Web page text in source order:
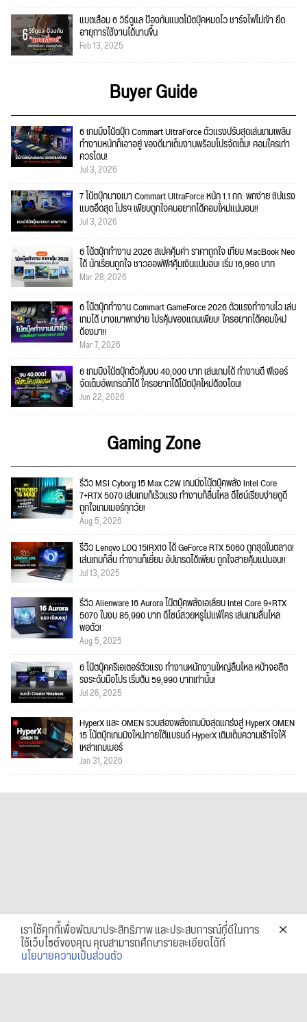
แบตเสื่อม 6 วิธีดูแล ป้องกันแบตโน๊ตบุ๊คหมดไว ชาร์จไฟไม่เข้า ยืด
อายุการใช้งานได้นานขึ้น
Feb 13, 2025
Buyer Guide
6 เกมมิ่งโน้ตบุ๊ก Commart UltraForce ตัวแรงปรับสุดเล่นเกมเพลิน
ทำงานหนักก็เอาอยู่ ของดีมาเต็มงานพร้อมโปรจัดเต็ม! คอมใครเก่า
ควรโดน!
Jul 3, 2026
7 โน้ตบุ๊กบางเบา Commart UltraForce หนัก 1.1 กก. พกง่าย ชิปแรง
แบตอึดสุด โปรฯ เพียบถูกใจคนอยากได้คอมใ่หม่แน่นอน!!
Jul 3, 2026
6 โน้ตบุ๊กทำงาน 2026 สเปคคุ้มค่า ราคาถูกใจ เทียบ MacBook Neo
ได้ นักเรียนถูกใจ ชาวออฟฟิศคุ้มเงินแน่นอน! เริ่ม 16,990 บาท
Mar 28, 2026
6 โน้ตบุ๊กทำงาน Commart GameForce 2026 ตัวแรงทำงานไว เล่น
เกมได้ บางเบาพกง่าย โปรคุ้มของแถมเพียบ! ใครอยากได้คอมใหม่
ต้องมา!!
Mar 7, 2026
6 เกมมิ่งโน้ตบุ๊กตัวคุ้มงบ 40,000 บาท เล่นเกมได้ ทำงานดี ฟีเจอร์
จัดเต็มอัพเกรดก็ได้ ใครอยากได้โน้ตบุ๊คใหม่ต้องโดน!
Jun 22, 2026
Gaming Zone
รีวิว MSI Cyborg 15 Max C2W เกมมิ่งโน้ตบุ๊คพลัง Intel Core
7+RTX 5070 เล่นเกมก็เร็วแรง ทำงานก็ลื่นไหล ดีไซน์เรียบง่ายดูดี
ถูกใจเกมเมอร์ทุกวัย!
Aug 5, 2026
รีวิว Lenovo LOQ 15IRX10 ได้ GeForce RTX 5060 ถูกสุดในตลาด!
เล่นเกมก็ลื่น ทำงานก็เยี่ยม อัปเกรดได้เพียบ ถูกใจสายคุ้มแน่นอน!!
Jul 13, 2025
รีวิว Alienware 16 Aurora โน๊ตบุ๊คพลังเอเลี่ยน Intel Core 9+RTX
5070 ในงบ 85,990 บาท ดีไซน์สวยหรูไม่แพ้ใคร เล่นเกมลื่นไหล
พอตัว!
Aug 5, 2025
6 โน๊ตบุ๊คครีเอเตอร์ตัวแรง ทำงานหนักงานใหญ่ลื่นไหล หน้าจอสีต
รงระดับมือโปร เริ่มต้น 59,990 บาทเท่านั้น!
Jul 26, 2025
HyperX และ OMEN รวมสองพลังเกมมิงสุดแกร่งสู่ HyperX OMEN
15 โน้ตบุ๊กเกมมิงใหม่ภายใต้แบรนด์ HyperX เติมเต็มความเร้าใจให้
เหล่าเกมเมอร์
Jan 31, 2026
เราใช้คุกกี้เพื่อพัฒนาประสิทธิภาพ และประสบการณ์ที่ดีในการ
ใช้เว็บไซต์ของคุณ คุณสามารถศึกษารายละเอียดได้ที่
นโยบายความเป็นส่วนตัว